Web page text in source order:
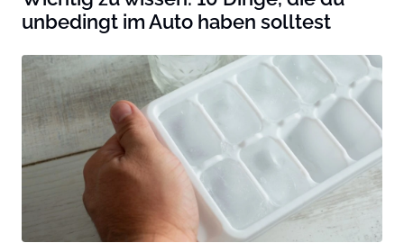
unbedingt im Auto haben solltest